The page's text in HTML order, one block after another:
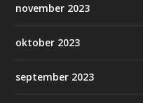
november 2023
oktober 2023
september 2023